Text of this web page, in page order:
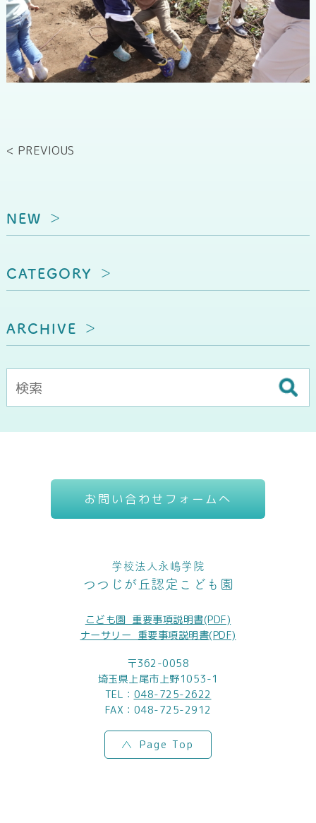
< PREVIOUS
NEW
CATEGORY
ARCHIVE
お問い合わせフォームへ
学校法人永嶋学院
つつじが丘認定こども園
こども園_重要事項説明書(PDF)
ナーサリー_重要事項説明書(PDF)
〒362-0058
埼玉県上尾市上野1053-1
TEL： 048-725-2622
FAX：048-725-2912
Page Top